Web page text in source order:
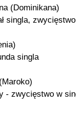
(Dominikana)
singla,
singla
- zwycięstwo w